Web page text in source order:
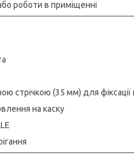
роботи в приміщенні
стрічкою (35 мм) для фіксації
на каску